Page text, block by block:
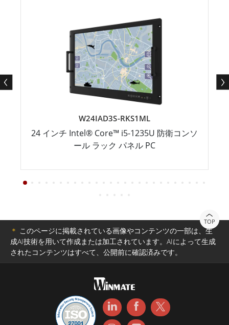
W24IAD3S-RKS1ML
24 インチ Intel® Core™ i5-1235U 防衛コンソ
ール ラック パネル PC
TOP
＊ このページに掲載されている画像やコンテンツの一部は、生
成AI技術を用いて作成または加工されています。AIによって生成
されたコンテンツはすべて、公開前に確認済みです。